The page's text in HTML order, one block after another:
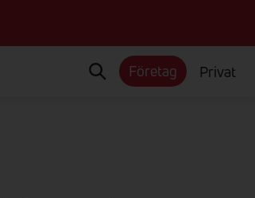
Företag Privat